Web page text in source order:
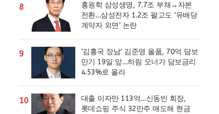
8
홍원학 삼성생명, 7.7조 부채→자본
전환…삼성전자 1.2조 팔고도 ‘유배당
계약자 외면’ 논란
9
‘김홍국 장남’ 김준영 올품, 70억 담보
만기 19일 앞…하림 오너가 담보금리
4.53%로 올라
10
대출 이자만 113억…신동빈 회장,
롯데쇼핑 주식 32만주 매도해 현금